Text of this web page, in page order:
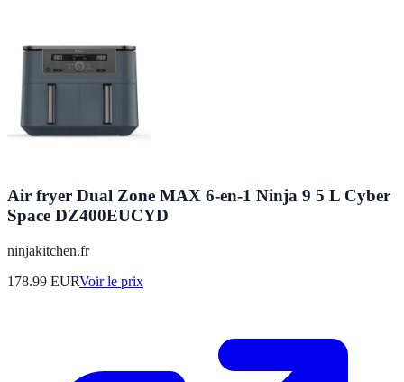
Air fryer Dual Zone MAX 6-en-1 Ninja 9 5 L Cyber
Space DZ400EUCYD
ninjakitchen.fr
178.99 EURVoir le prix